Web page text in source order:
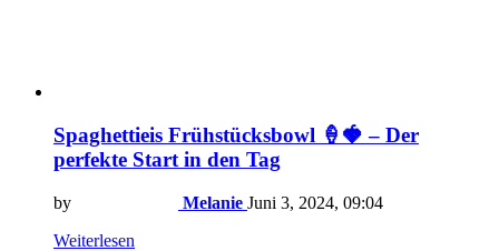
Spaghettieis Frühstücksbowl 🍦🍓 – Der
perfekte Start in den Tag
by Melanie Juni 3, 2024, 09:04
Weiterlesen